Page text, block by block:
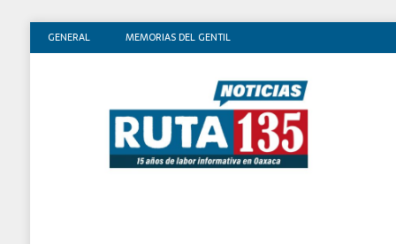
GENERAL MEMORIAS DEL GENTIL